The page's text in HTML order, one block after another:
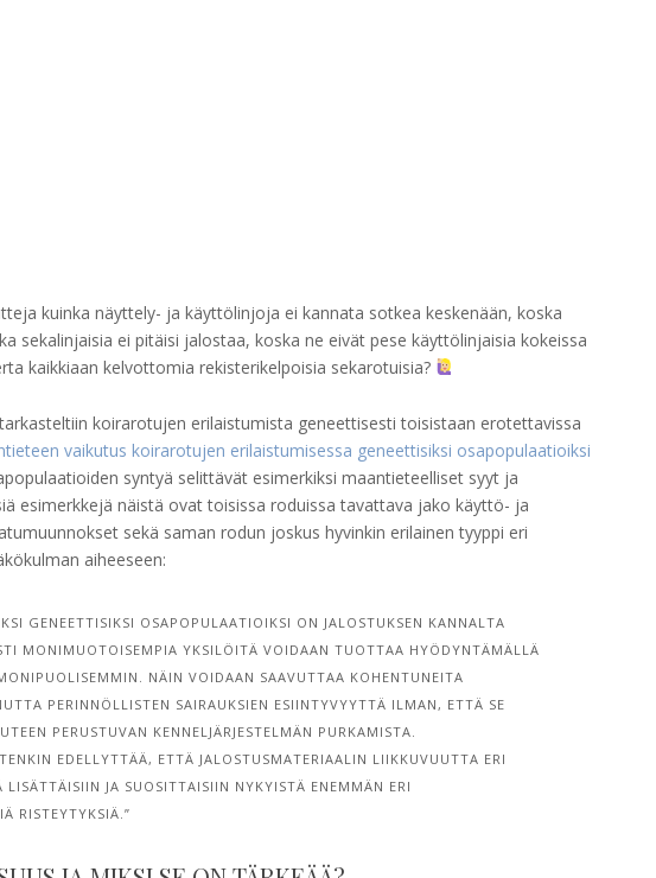
kuinka näyttely- ja käyttölinjoja ei kannata sotkea keskenään, koska
sekalinjaisia ei pitäisi jalostaa, koska ne eivät pese käyttölinjaisia kokeissa
kaikkiaan kelvottomia rekisterikelpoisia sekarotuisia?
koirarotujen erilaistumista geneettisesti toisistaan erotettavissa
vaikutus koirarotujen erilaistumisessa geneettisiksi osapopulaatioiksi
syntyä selittävät esimerkiksi maantieteelliset syyt ja
esimerkkejä näistä ovat toisissa roduissa tavattava jako käyttö- ja
sekä saman rodun joskus hyvinkin erilainen tyyppi eri
aiheeseen:
GENEETTISIKSI OSAPOPULAATIOIKSI ON JALOSTUKSEN KANNALTA
MONIMUOTOISEMPIA YKSILÖITÄ VOIDAAN TUOTTAA HYÖDYNTÄMÄLLÄ
NÄIN VOIDAAN SAAVUTTAA KOHENTUNEITA
PERINNÖLLISTEN SAIRAUKSIEN ESIINTYVYYTTÄ ILMAN, ETTÄ SE
PERUSTUVAN KENNELJÄRJESTELMÄN PURKAMISTA.
EDELLYTTÄÄ, ETTÄ JALOSTUSMATERIAALIN LIIKKUVUUTTA ERI
JA SUOSITTAISIIN NYKYISTÄ ENEMMÄN ERI
RISTEYTYKSIÄ.”